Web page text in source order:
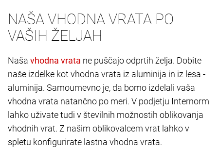
NAŠA VHODNA VRATA PO
VAŠIH ŽELJAH
Naša
ne puščajo odprtih želja. Dobite
naše izdelke kot vhodna vrata iz aluminija in iz lesa -
aluminija. Samoumevno je, da bomo izdelali vaša
vhodna vrata natančno po meri. V podjetju Internorm
lahko uživate tudi v številnih možnostih oblikovanja
vhodnih vrat. Z našim oblikovalcem vrat lahko v
spletu konfigurirate lastna vhodna vrata.